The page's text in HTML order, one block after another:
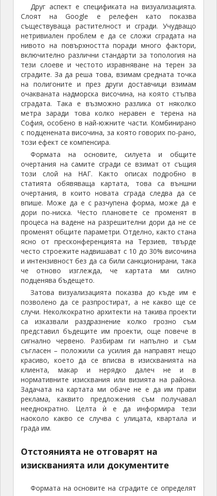
Друг аспект е спецификата на визуализацията.
Слоят на Google е релефен като показва
съществуваща растителност и сгради. Учудващо
нетривиален проблем е да се сложи сградата на
нивото на повърхността поради много фактори,
включително различни стандарти за топология на
тези слоеве и честото изравняване на терен за
сградите. За да реша това, взимам средната точка
на полигоните и през други доставчици взимам
очакваната надморска височина, на която стъпва
сградата. Така е възможно разлика от няколко
метра заради това колко неравен е терена на
София, особено в най-южните части. Комбинирано
с подценената височина, за която говорих по-рано,
този ефект се компенсира.
Формата на основите, силуета и общите
очертания на самите сгради се взимат от същия
този слой на НАГ. Както описах подробно в
статията обявяваща картата, това са външни
очертания, в които новата сграда следва да се
впише. Може да е с разчупена форма, може да е
дори по-ниска. Често плановете се променят в
процеса на вадене на разрешителни дори да не се
променят общите параметри. Отделно, както стана
ясно от пресконференцията на Терзиев, твърде
често строежите надвишават с 10 до 30% височина
и интензивност без да са били санкционирани, така
че отново изглежда, че картата ми силно
подценява бъдещето.
Затова визуализацията показва до къде им е
позволено да се разпростират, а не какво ще се
случи. Неколкократно архитекти на такива проекти
са изказвали раздразнение колко грозно съм
представил бъдещите им проекти, още повече в
сигнално червено. Разбирам ги напълно и съм
съгласен – положили са усилия да направят нещо
красиво, което да се вписва в изискванията на
клиента, макар и нерядко далеч не и в
нормативните изисквания или визията на района.
Задачата на картата ми обаче не е да им прави
реклама, каквито предложения съм получавал
нееднократно. Целта ѝ е да информира тези
наоколо какво се случва с улицата, квартала и
града им.
Отстоянията не отговарят на
изискванията или документите
Формата на основите на сградите се определят